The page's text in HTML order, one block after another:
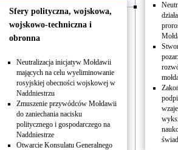
Sfery polityczna, wojskowa,
wojskowo-techniczna i
obronna
Neutralizacja inicjatyw Mołdawii
mających na celu wyeliminowanie
rosyjskiej obecności wojskowej w
Naddniestrzu
Zmuszenie przywódców Mołdawii
do zaniechania nacisku
politycznego i gospodarczego na
Naddniestrze
Otwarcie Konsulatu Generalnego